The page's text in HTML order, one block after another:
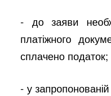
- до заяви
платіжного
сплачено податок;
- у